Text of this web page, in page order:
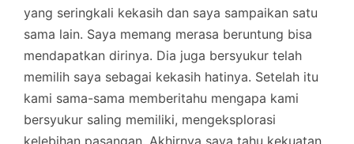
yang seringkali kekasih dan saya sampaikan satu
sama lain. Saya memang merasa beruntung bisa
mendapatkan dirinya. Dia juga bersyukur telah
memilih saya sebagai kekasih hatinya. Setelah itu
kami sama-sama memberitahu mengapa kami
bersyukur saling memiliki, mengeksplorasi
kelebihan pasangan. Akhirnya saya tahu kekuatan